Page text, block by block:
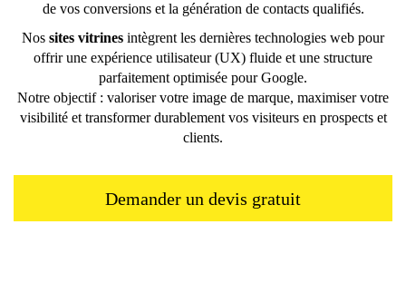
de vos conversions et la génération de contacts qualifiés.
Nos sites vitrines intègrent les dernières technologies web pour
offrir une expérience utilisateur (UX) fluide et une structure
parfaitement optimisée pour Google.
Notre objectif : valoriser votre image de marque, maximiser votre
visibilité et transformer durablement vos visiteurs en prospects et
clients.
Demander un devis gratuit